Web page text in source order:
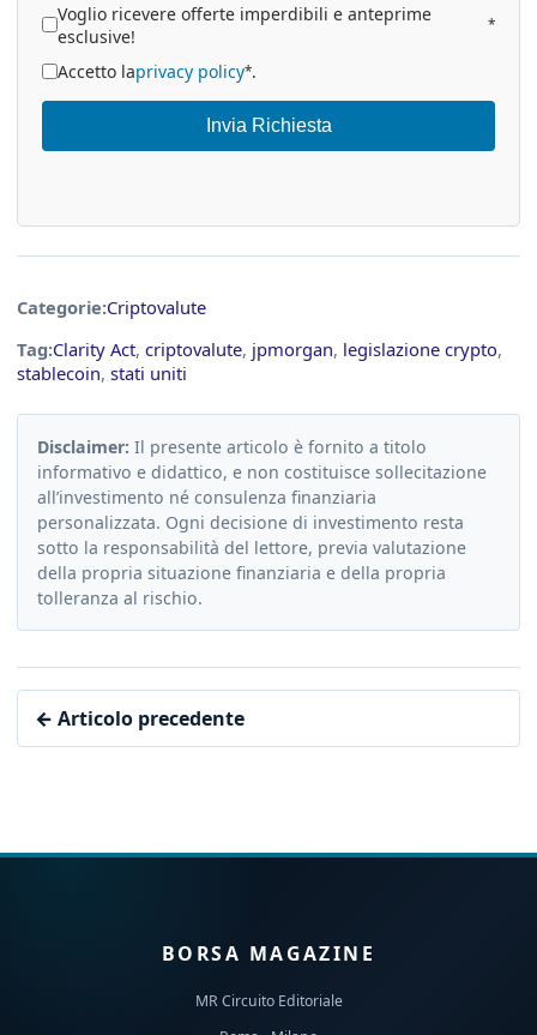
Voglio ricevere offerte imperdibili e anteprime
esclusive!
*
Accetto laprivacy policy*.
Invia Richiesta
Categorie:Criptovalute
Tag:Clarity Act, criptovalute, jpmorgan, legislazione crypto,
stablecoin, stati uniti
Disclaimer: Il presente articolo è fornito a titolo
informativo e didattico, e non costituisce sollecitazione
all’investimento né consulenza finanziaria
personalizzata. Ogni decisione di investimento resta
sotto la responsabilità del lettore, previa valutazione
della propria situazione finanziaria e della propria
tolleranza al rischio.
← Articolo precedente
BORSA MAGAZINE
MR Circuito Editoriale